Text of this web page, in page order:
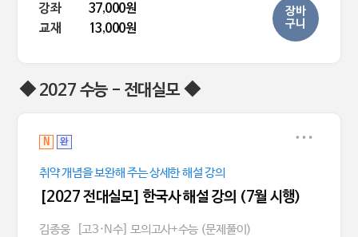
강좌
37,000원
교재
13,000원
장바
구니
◆ 2027 수능 - 전대실모 ◆
N 완
취약 개념을 보완해 주는 상세한 해설 강의
[2027 전대실모] 한국사 해설 강의 (7월 시행)
김종웅 [고3·N수] 모의고사+수능 (문제풀이)